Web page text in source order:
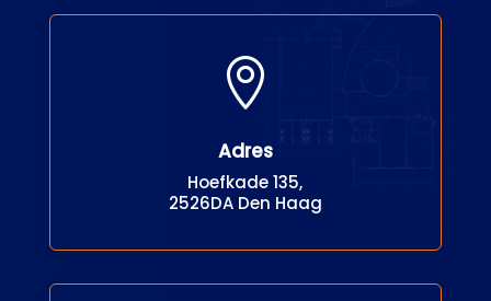

Adres
Hoefkade 135,
2526DA Den Haag